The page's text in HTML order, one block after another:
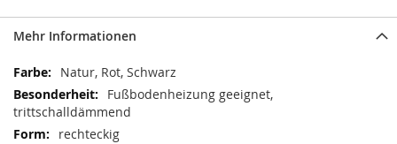
Mehr Informationen
Mehr
Informationen
Natur, Rot, Schwarz
Fußbodenheizung geeignet,
trittschalldämmend
rechteckig